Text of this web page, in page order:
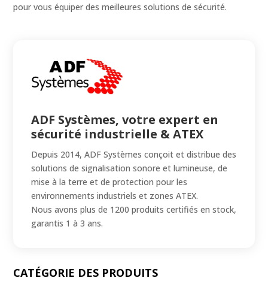
pour vous équiper des meilleures solutions de sécurité.
ADF Systèmes, votre expert en
sécurité industrielle & ATEX
Depuis 2014, ADF Systèmes conçoit et distribue des
solutions de signalisation sonore et lumineuse, de
mise à la terre et de protection pour les
environnements industriels et zones ATEX.
Nous avons plus de 1200 produits certifiés en stock,
garantis 1 à 3 ans.
CATÉGORIE DES PRODUITS